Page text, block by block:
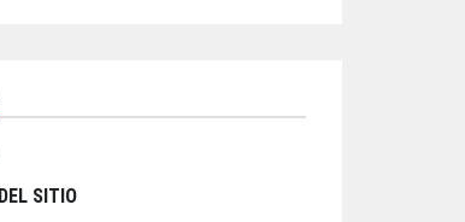
SITIO